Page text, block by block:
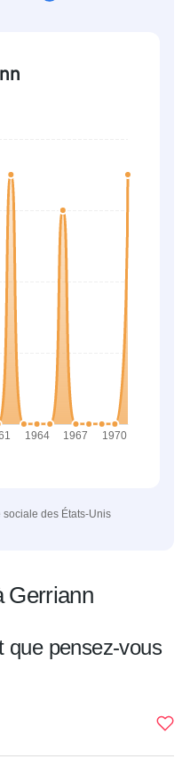
des États-Unis
Gerriann
que pensez-vous